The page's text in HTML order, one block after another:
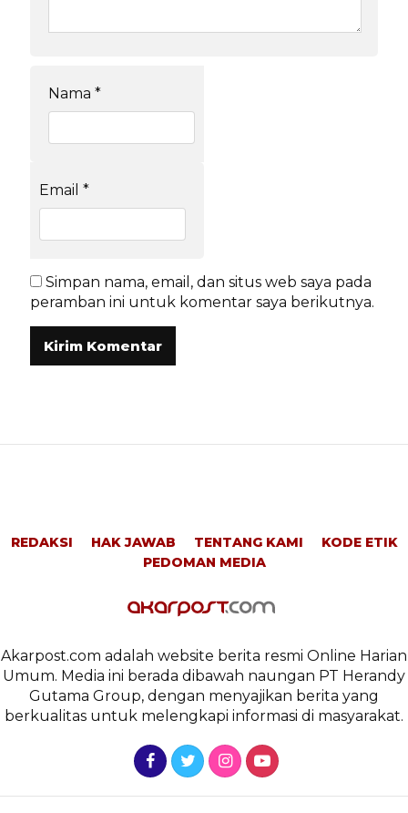
Nama *
Email *
Simpan nama, email, dan situs web saya pada
peramban ini untuk komentar saya berikutnya.
REDAKSI HAK JAWAB TENTANG KAMI
KODE ETIK
PEDOMAN MEDIA
Akarpost.com adalah website berita resmi Online Harian
Umum. Media ini berada dibawah naungan PT Herandy
Gutama Group, dengan menyajikan berita yang
berkualitas untuk melengkapi informasi di masyarakat.